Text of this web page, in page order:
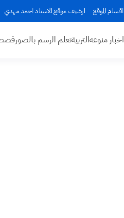
اقسام الموقع ارشيف موقع الاستاذ احمد مهدي
اخبار منوعهالتربيةتعلم الرسم بالصور